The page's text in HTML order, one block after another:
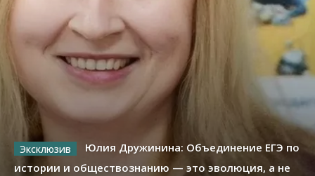
Юлия Дружинина: Объединение ЕГЭ по
истории и обществознанию — это эволюция, а не